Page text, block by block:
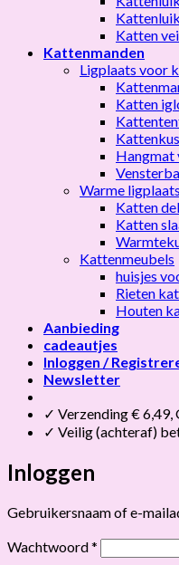
Katten
Kattenmanden
Ligplaats voor
Katten
Hangmat
Warme
Katten
Katten
Kattenmeubels
huisjes
Rieten
Houten
Aanbieding
cadeautjes
Inloggen /
Newsletter
✓ Verzending € 6,49,
✓ Veilig (achteraf)
Inloggen
Gebruikersnaam of e-
Wachtwoord* Vereist